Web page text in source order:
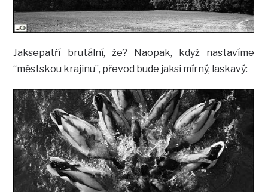
Jaksepatří brutální, že? Naopak, když nastavíme
“městskou krajinu”, převod bude jaksi mírný, laskavý: